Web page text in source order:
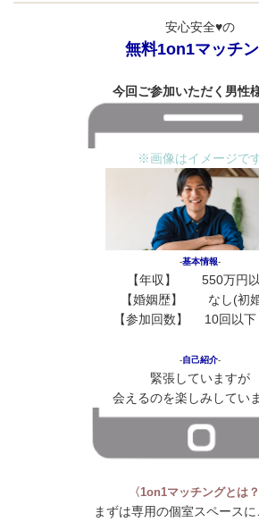
安心安全♥の
無料1on1マッチ
今回ご参加いただく男性
※画像はイメージで
‐基本情報‐
【年収】 550万円
【婚姻歴】 なし(初
【参加回数】 10回以下
‐自己紹介‐
緊張していますが
会えるのを楽しみしてい
〈1on1マッチングとは？
まずは専用の個室スペースに